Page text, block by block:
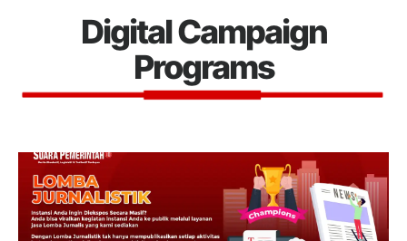
Digital Campaign
Programs